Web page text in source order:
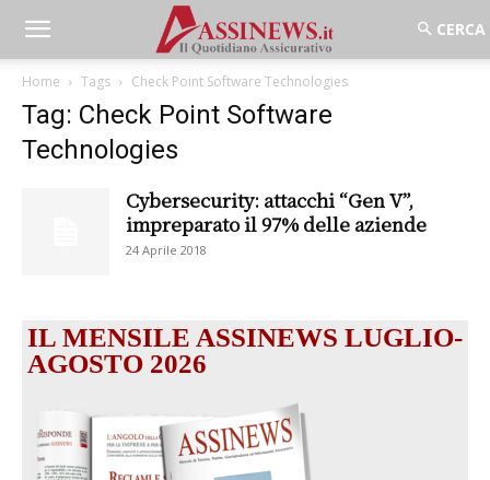
Home Tags Check Point Software Technologies
Tag: Check Point Software
Technologies
Cybersecurity: attacchi “Gen V”,
impreparato il 97% delle aziende
24 Aprile 2018
IL MENSILE ASSINEWS LUGLIO-
AGOSTO 2026